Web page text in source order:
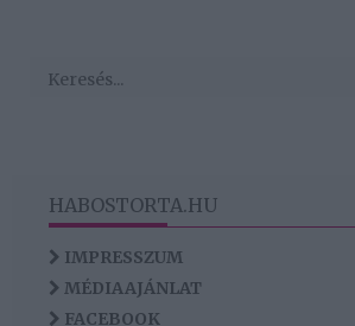
HABOSTORTA.HU
IMPRESSZUM
MÉDIAAJÁNLAT
FACEBOOK